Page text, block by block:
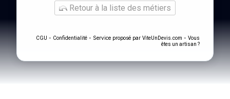
Retour à la liste des métiers
CGU - Confidentialité - Service proposé par ViteUnDevis.com - Vous
êtes un artisan ?